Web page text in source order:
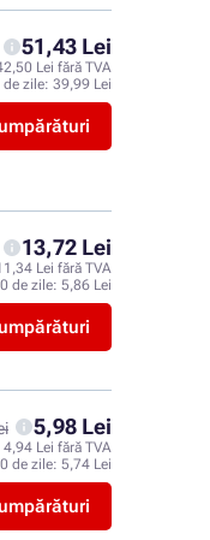
51,43 Lei
Lei fără TVA
zile: 39,99 Lei
13,72 Lei
Lei fără TVA
de zile: 5,86 Lei
5,98 Lei
4,94 Lei fără TVA
de zile: 5,74 Lei